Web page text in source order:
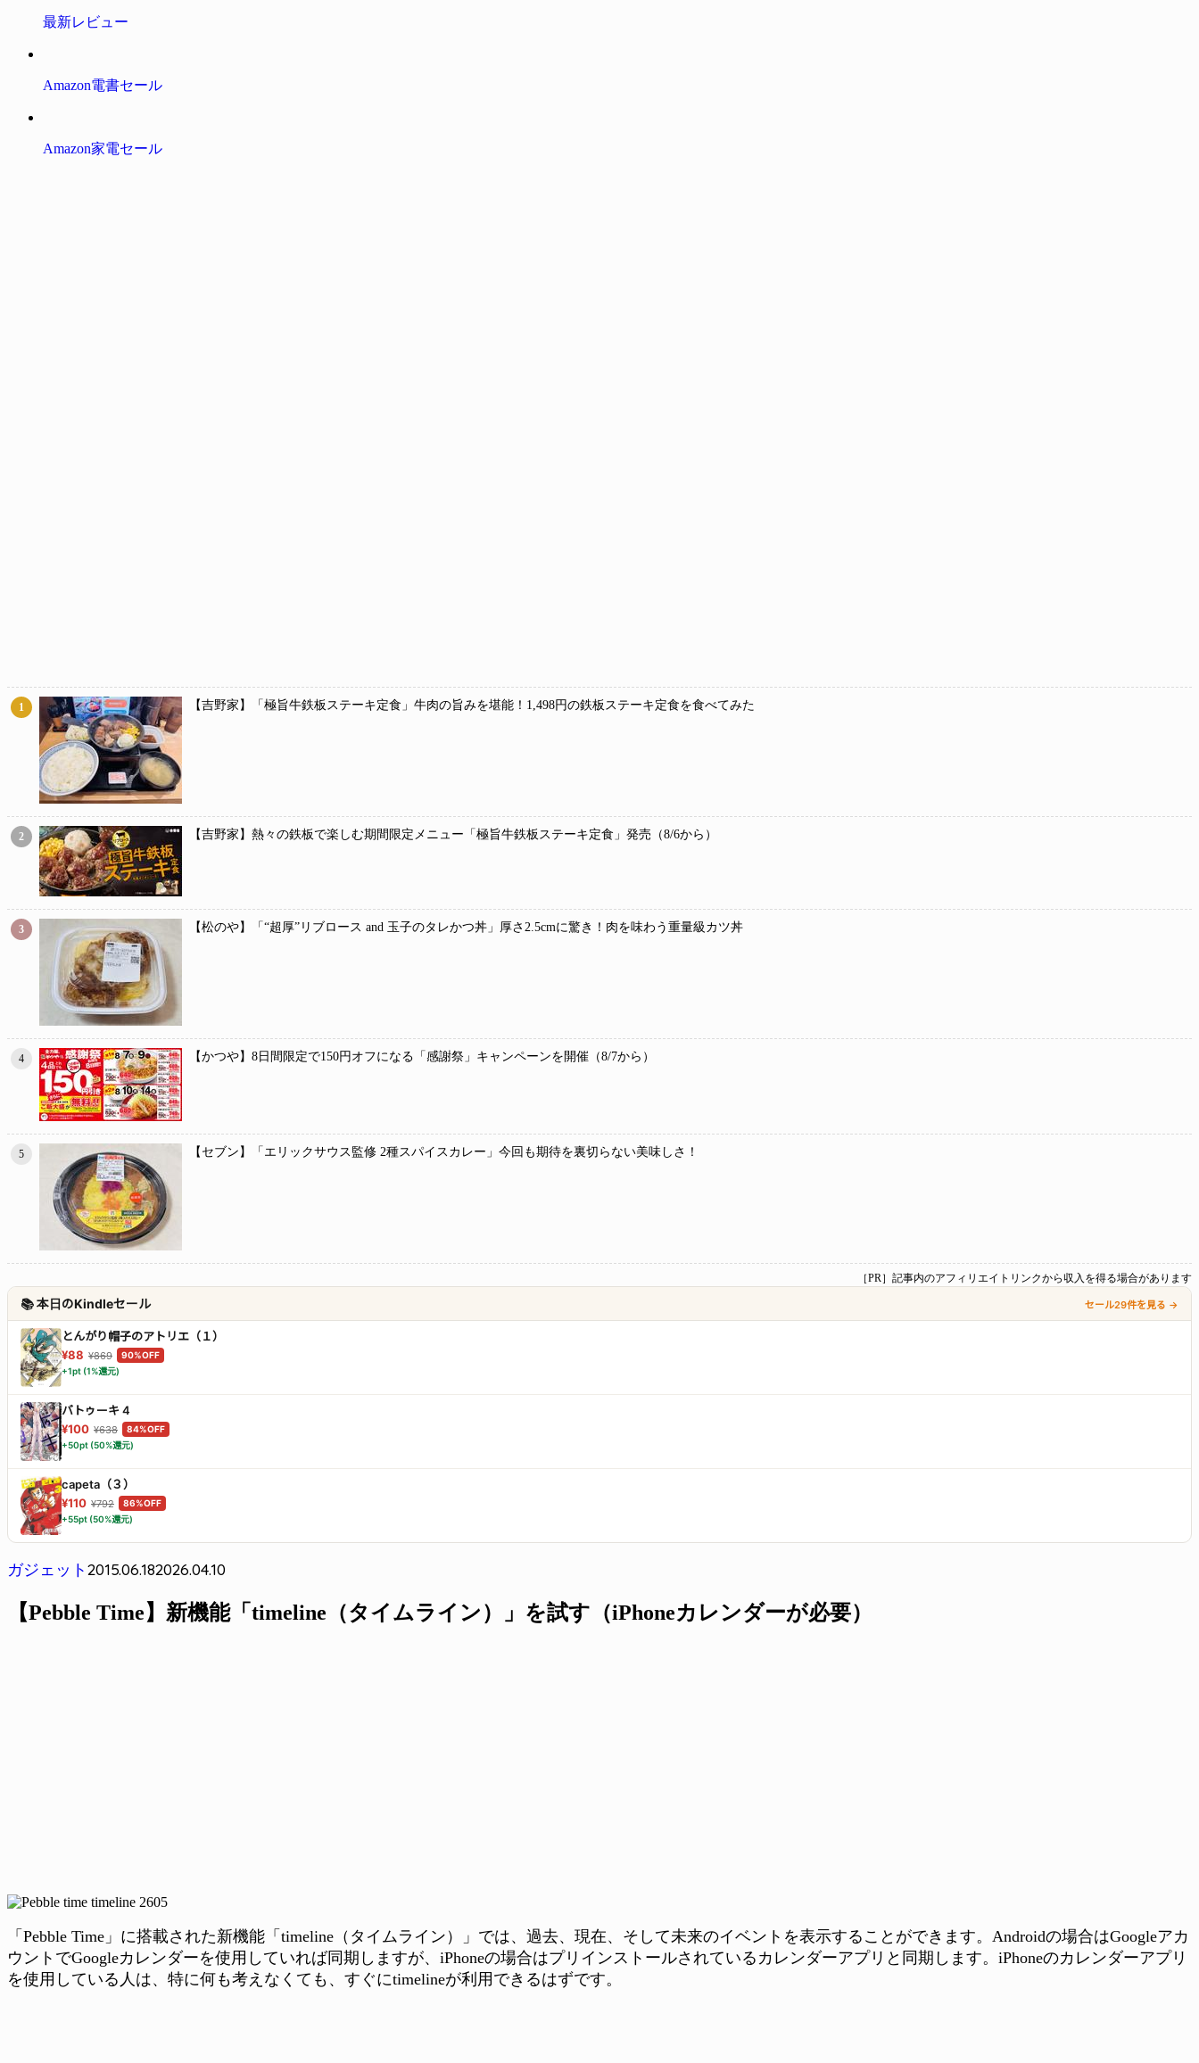
最新レビュー
Amazon電書セール
Amazon家電セール
1 【吉野家】「極旨牛鉄板ステーキ定食」牛肉の旨みを堪能！1,498円の鉄板ステーキ定食を食べてみた
2 【吉野家】熱々の鉄板で楽しむ期間限定メニュー「極旨牛鉄板ステーキ定食」発売（8/6から）
3 【松のや】「“超厚”リブロース and 玉子のタレかつ丼」厚さ2.5cmに驚き！肉を味わう重量級カツ丼
4 【かつや】8日間限定で150円オフになる「感謝祭」キャンペーンを開催（8/7から）
5 【セブン】「エリックサウス監修 2種スパイスカレー」今回も期待を裏切らない美味しさ！
［PR］記事内のアフィリエイトリンクから収入を得る場合があります
📚 本日のKindleセール セール29件を見る →
とんがり帽子のアトリエ（１）
¥88 ¥869
90%OFF
+1pt (1%還元)
バトゥーキ 4
¥100 ¥638
84%OFF
+50pt (50%還元)
capeta（３）
¥110 ¥792
86%OFF
+55pt (50%還元)
ガジェット 2015.06.182026.04.10
【Pebble Time】新機能「timeline（タイムライン）」を試す（iPhoneカレンダーが必要）
「Pebble Time」に搭載された新機能「timeline（タイムライン）」では、過去、現在、そして未来のイベントを表示することができます。Androidの場合はGoogleアカ
ウントでGoogleカレンダーを使用していれば同期しますが、iPhoneの場合はプリインストールされているカレンダーアプリと同期します。iPhoneのカレンダーアプリ
を使用している人は、特に何も考えなくても、すぐにtimelineが利用できるはずです。